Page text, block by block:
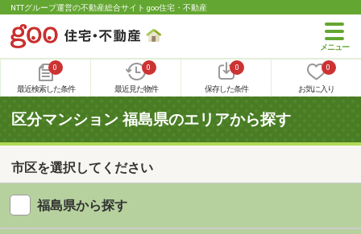
NTTグループ運営の不動産総合サイト goo住宅・不動産
0
最近検索した条件
0
最近見た物件
0
保存した条件
0
お気に入り
区分マンション 福島県のエリアから探す
市区を選択してください
福島県から探す